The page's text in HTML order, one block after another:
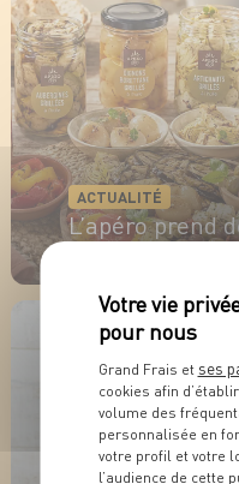
ACTUALITÉ
L’apéro prend
d’été !
EN SAVOIR PLUS
Grand Frais et ses
cookies afin
volume des
personnalisée en
votre profil et votre
l’audience de cette